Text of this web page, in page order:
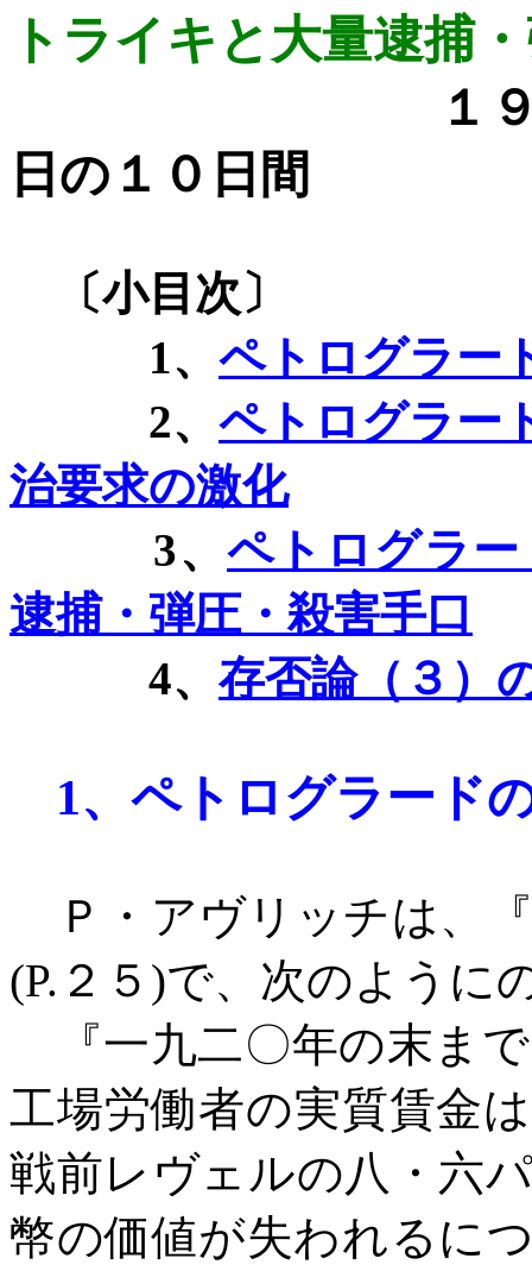
トライキと大量逮捕
１
日の１０日間
〔小目次〕
1、 ペトログラー
2、 ペトログラー
治要求の激化
3、 ペトログラ
逮捕・弾圧・殺害手口
4、存否論（３）
1、 ペトログラード
Ｐ・アヴリッチは、
(P. ２５ )で、次のように
『一九二〇年の末ま
工場労働者の実質賃金
戦前レヴェルの八・六
幣の価値が失われるに